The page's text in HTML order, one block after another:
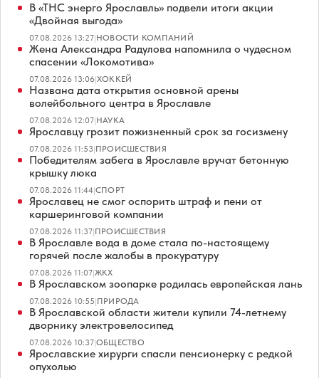
В «ТНС энерго Ярославль» подвели итоги акции
«Двойная выгода»
07.08.2026 13:27|НОВОСТИ КОМПАНИЙ
Жена Александра Радулова напомнила о чудесном
спасении «Локомотива»
07.08.2026 13:06|ХОККЕЙ
Названа дата открытия основной арены
волейбольного центра в Ярославле
07.08.2026 12:07|НАУКА
Ярославцу грозит пожизненный срок за госизмену
07.08.2026 11:53|ПРОИСШЕСТВИЯ
Победителям забега в Ярославле вручат бетонную
крышку люка
07.08.2026 11:44|СПОРТ
Ярославец не смог оспорить штраф и пени от
каршеринговой компании
07.08.2026 11:37|ПРОИСШЕСТВИЯ
В Ярославле вода в доме стала по-настоящему
горячей после жалобы в прокуратуру
07.08.2026 11:07|ЖКХ
В Ярославском зоопарке родилась европейская лань
07.08.2026 10:55|ПРИРОДА
В Ярославской области жители купили 74-летнему
дворнику электровелосипед
07.08.2026 10:37|ОБЩЕСТВО
Ярославские хирурги спасли пенсионерку с редкой
опухолью